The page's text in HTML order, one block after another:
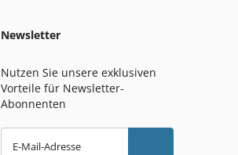
Newsletter
Nutzen Sie unsere exklusiven
Vorteile für Newsletter-
Abonnenten
E-Mail-Adresse